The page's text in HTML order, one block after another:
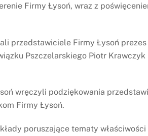
Firmy Łysoń, wraz z
przedstawiciele Firmy Łysoń
Pszczelarskiego Piotr
wręczyli podziękowania
Firmy Łysoń.
poruszające tematy